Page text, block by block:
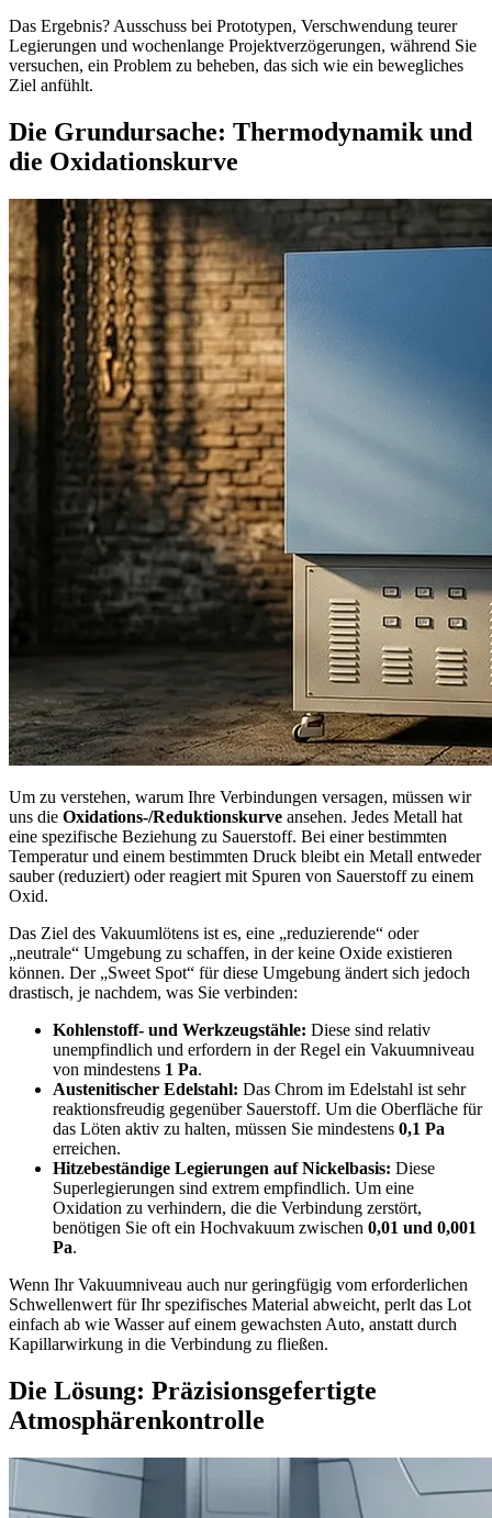
Das Ergebnis? Ausschuss bei Prototypen, Verschwendung teurer
Legierungen und wochenlange Projektverzögerungen, während Sie
versuchen, ein Problem zu beheben, das sich wie ein bewegliches
Ziel anfühlt.
Die Grundursache: Thermodynamik und
die Oxidationskurve
Um zu verstehen, warum Ihre Verbindungen versagen, müssen wir
uns die Oxidations-/Reduktionskurve ansehen. Jedes Metall hat
eine spezifische Beziehung zu Sauerstoff. Bei einer bestimmten
Temperatur und einem bestimmten Druck bleibt ein Metall entweder
sauber (reduziert) oder reagiert mit Spuren von Sauerstoff zu einem
Oxid.
Das Ziel des Vakuumlötens ist es, eine „reduzierende“ oder
„neutrale“ Umgebung zu schaffen, in der keine Oxide existieren
können. Der „Sweet Spot“ für diese Umgebung ändert sich jedoch
drastisch, je nachdem, was Sie verbinden:
Kohlenstoff- und Werkzeugstähle: Diese sind relativ
unempfindlich und erfordern in der Regel ein Vakuumniveau
von mindestens 1 Pa.
Austenitischer Edelstahl: Das Chrom im Edelstahl ist sehr
reaktionsfreudig gegenüber Sauerstoff. Um die Oberfläche für
das Löten aktiv zu halten, müssen Sie mindestens 0,1 Pa
erreichen.
Hitzebeständige Legierungen auf Nickelbasis: Diese
Superlegierungen sind extrem empfindlich. Um eine
Oxidation zu verhindern, die die Verbindung zerstört,
benötigen Sie oft ein Hochvakuum zwischen 0,01 und 0,001
Pa.
Wenn Ihr Vakuumniveau auch nur geringfügig vom erforderlichen
Schwellenwert für Ihr spezifisches Material abweicht, perlt das Lot
einfach ab wie Wasser auf einem gewachsten Auto, anstatt durch
Kapillarwirkung in die Verbindung zu fließen.
Die Lösung: Präzisionsgefertigte
Atmosphärenkontrolle